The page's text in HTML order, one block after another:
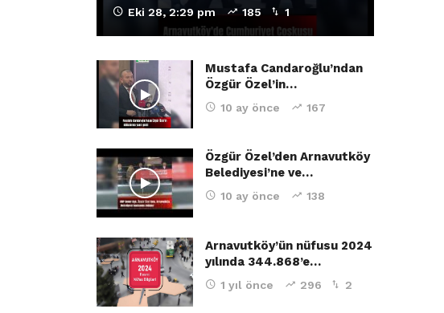
Eki 28, 2:29 pm 185 1
Mustafa Candaroğlu’ndan
Özgür Özel’in…
10 ay önce 167
Özgür Özel’den Arnavutköy
Belediyesi’ne ve…
10 ay önce 138
Arnavutköy’ün nüfusu 2024
yılında 344.868’e…
1 yıl önce 296 2